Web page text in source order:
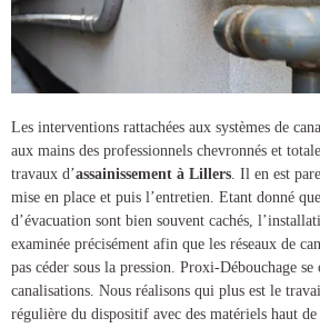
Les interventions rattachées aux systèmes de
aux mains des professionnels chevronnés et
travaux d’assainissement à Lillers. Il en est
mise en place et puis l’entretien. Etant donné
d’évacuation sont bien souvent cachés,
examinée précisément afin que les réseaux de
pas céder sous la pression. Proxi-Débouchage se
canalisations. Nous réalisons qui plus est le
régulière du dispositif avec des matériels haut